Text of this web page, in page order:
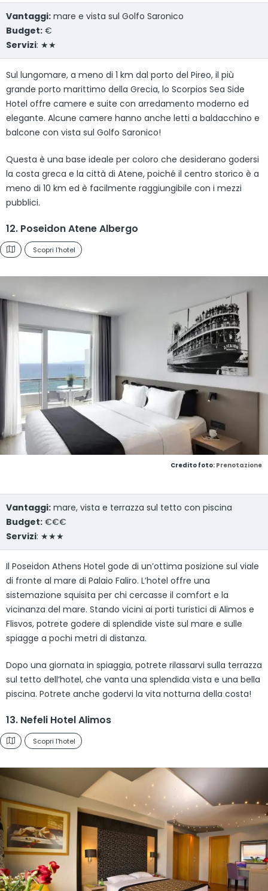
Vantaggi: mare e vista sul Golfo Saronico
Budget: €
Servizi: ★★
Sul lungomare, a meno di 1 km dal porto del Pireo, il più
grande porto marittimo della Grecia, lo Scorpios Sea Side
Hotel offre camere e suite con arredamento moderno ed
elegante. Alcune camere hanno anche letti a baldacchino e
balcone con vista sul Golfo Saronico!
Questa è una base ideale per coloro che desiderano godersi
la costa greca e la città di Atene, poiché il centro storico è a
meno di 10 km ed è facilmente raggiungibile con i mezzi
pubblici.
12. Poseidon Atene Albergo
Scopri l'hotel
Credito foto: Prenotazione
Vantaggi: mare, vista e terrazza sul tetto con piscina
Budget: €€€
Servizi: ★★★
Il Poseidon Athens Hotel gode di un’ottima posizione sul viale
di fronte al mare di Palaio Faliro. L’hotel offre una
sistemazione squisita per chi cercasse il comfort e la
vicinanza del mare. Stando vicini ai porti turistici di Alimos e
Flisvos, potrete godere di splendide viste sul mare e sulle
spiagge a pochi metri di distanza.
Dopo una giornata in spiaggia, potrete rilassarvi sulla terrazza
sul tetto dell’hotel, che vanta una splendida vista e una bella
piscina. Potrete anche godervi la vita notturna della costa!
13. Nefeli Hotel Alimos
Scopri l'hotel